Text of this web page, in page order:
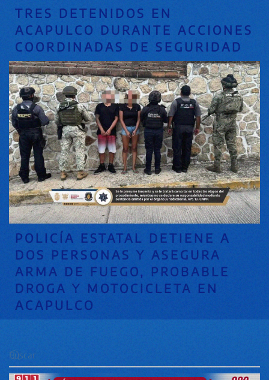
TRES DETENIDOS EN
ACAPULCO DURANTE ACCIONES
COORDINADAS DE SEGURIDAD
POLICÍA ESTATAL DETIENE A
DOS PERSONAS Y ASEGURA
ARMA DE FUEGO, PROBABLE
DROGA Y MOTOCICLETA EN
ACAPULCO